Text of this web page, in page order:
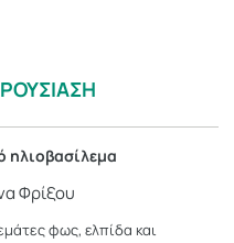
ηλιοβασίλεμα
Φρίξου
φως, ελπίδα και